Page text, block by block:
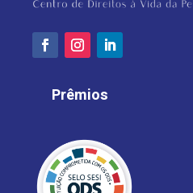
Prêmios